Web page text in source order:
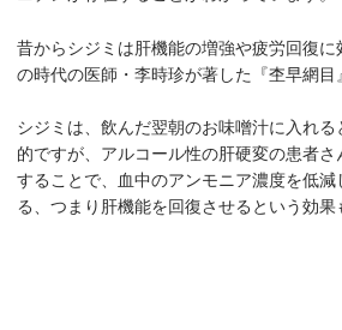
昔からシジミは肝機能の増強や疲労回復
の時代の医師・李時珍が著した『杢早網目
シジミは、飲んだ翌朝のお味噌汁に入れ
的ですが、アルコール性の肝硬変の患者
することで、血中のアンモニア濃度を低
る、つまり肝機能を回復させるという効果